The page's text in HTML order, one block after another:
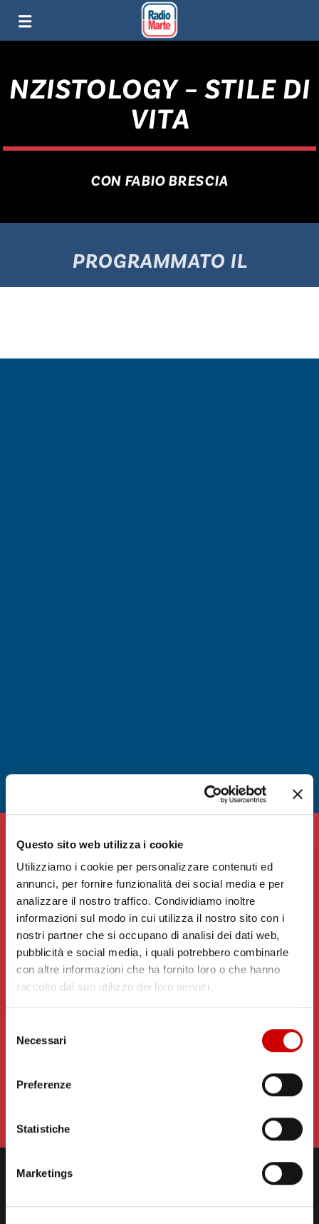
Questo sito web utilizza i cookie
Utilizziamo i cookie per personalizzare contenuti ed
annunci, per fornire funzionalità dei social media e per
analizzare il nostro traffico. Condividiamo inoltre
informazioni sul modo in cui utilizza il nostro sito con i
nostri partner che si occupano di analisi dei dati web,
pubblicità e social media, i quali potrebbero combinarle
con altre informazioni che ha fornito loro o che hanno
raccolto dal suo utilizzo dei loro servizi.
delNecessari
Preferenze
Statistiche
Marketings
NZISTOLOGY – STILE DI
VITA
CON FABIO BRESCIA
PROGRAMMATO IL
CENTRALINO MARZIANO
081 636 363